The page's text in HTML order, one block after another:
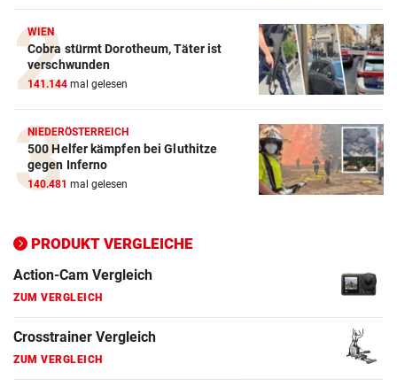
WIEN
Cobra stürmt Dorotheum, Täter ist
verschwunden
141.144 mal gelesen
NIEDERÖSTERREICH
500 Helfer kämpfen bei Gluthitze
gegen Inferno
140.481 mal gelesen
PRODUKT VERGLEICHE
Action-Cam Vergleich
ZUM VERGLEICH
Crosstrainer Vergleich
ZUM VERGLEICH
E-Bike Vergleich
Elektro-Scooter Vergleich
ZUM VERGLEICH
Ergometer Vergleich
ZUM VERGLEICH
Fahrrad Test